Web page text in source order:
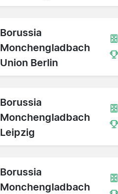
Borussia
Monchengladbach
Union Berlin
Borussia
Monchengladbach
Leipzig
Borussia
Monchengladbach